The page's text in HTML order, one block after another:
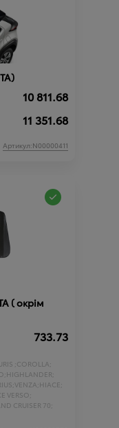
10 811.68
11 351.68
Артикул:N00000411
( окрім
733.73
;COROLLA;
HIGHLANDER;
VENZA;HIACE;
VERSO;
CRUISER 70;